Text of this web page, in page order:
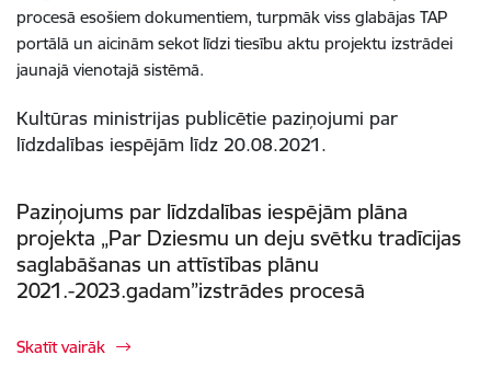
procesā esošiem dokumentiem, turpmāk viss glabājas TAP
portālā un aicinām sekot līdzi tiesību aktu projektu izstrādei
jaunajā vienotajā sistēmā.
Kultūras ministrijas publicētie paziņojumi par
līdzdalības iespējām līdz 20.08.2021.
Paziņojums par līdzdalības iespējām plāna
projekta „Par Dziesmu un deju svētku tradīcijas
saglabāšanas un attīstības plānu
2021.-2023.gadam”izstrādes procesā
Skatīt vairāk